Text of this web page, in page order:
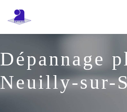
Dépannage
Neuilly-sur-